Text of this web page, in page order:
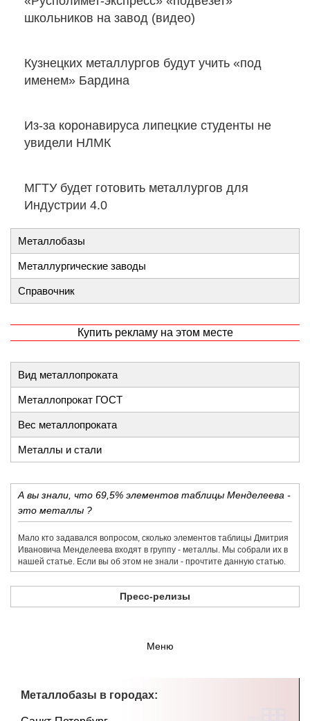
школьников на завод (видео)
Кузнецких металлургов будут учить «под
именем» Бардина
Из-за коронавируса липецкие студенты не
увидели НЛМК
МГТУ будет готовить металлургов для
Индустрии 4.0
Металлобазы
Металлургические заводы
Справочник
Купить рекламу на этом месте
Вид металлопроката
Металлопрокат ГОСТ
Вес металлопроката
Металлы и стали
А вы знали, что 69,5% элементов таблицы Менделеева -
это металлы ?
Мало кто задавался вопросом, сколько элементов таблицы Дмитрия
Ивановича Менделеева входят в группу - металлы. Мы собрали их в
нашей статье. Если вы об этом не знали - прочтите данную статью.
Пресс-релизы
Меню
Металлобазы в городах: